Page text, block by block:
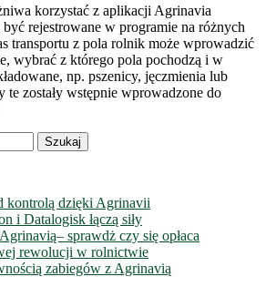
korzystać z aplikacji Agrinavia
rejestrowane w programie na różnych
transportu z pola rolnik może wprowadzić
wybrać z którego pola pochodzą i w
np. pszenicy, jęczmienia lub
te zostały wstępnie wprowadzone do
kontrolą dzięki Agrinavii
i Datalogisk łączą siły
sprawdż czy się opłaca
rewolucji w rolnictwie
zabiegów z Agrinavią